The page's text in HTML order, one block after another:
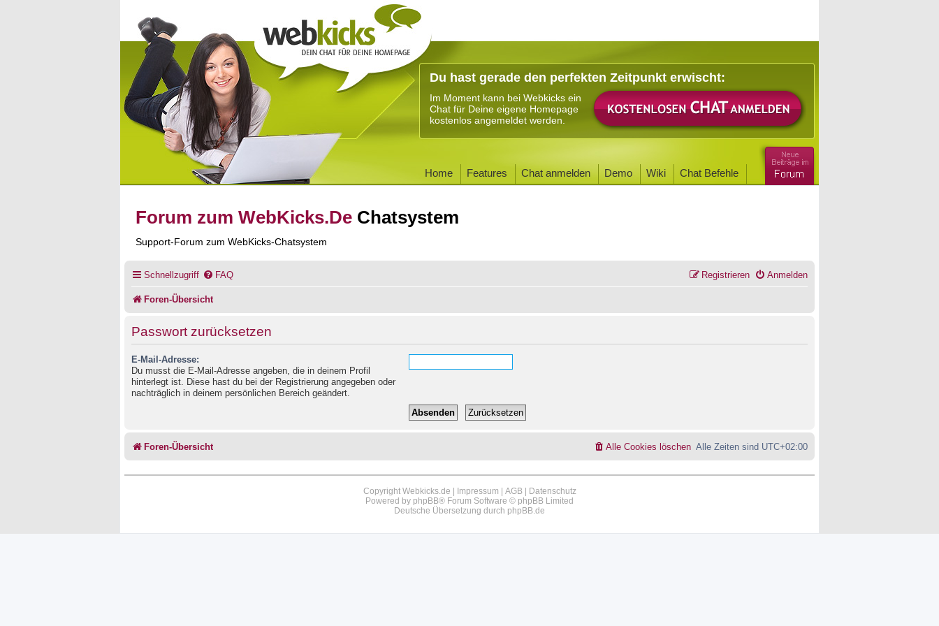
Du hast gerade den perfekten Zeitpunkt erwischt:
Im Moment kann bei Webkicks ein
Chat für Deine eigene Homepage
kostenlos angemeldet werden.
Home Features Chat anmelden Demo Wiki Chat Befehle
Forum zum WebKicks.De Chatsystem
Support-Forum zum WebKicks-Chatsystem
Schnellzugriff FAQ Anmelden
Registrieren
Foren-Übersicht
Passwort zurücksetzen
E-Mail-Adresse:
Du musst die E-Mail-Adresse angeben, die in deinem Profil
hinterlegt ist. Diese hast du bei der Registrierung angegeben oder
nachträglich in deinem persönlichen Bereich geändert.
Foren-Übersicht Alle Zeiten sind UTC+02:00
Alle Cookies löschen
Copyright Webkicks.de | Impressum | AGB| Datenschutz
Powered by phpBB® Forum Software © phpBB Limited
Deutsche Übersetzung durch phpBB.de